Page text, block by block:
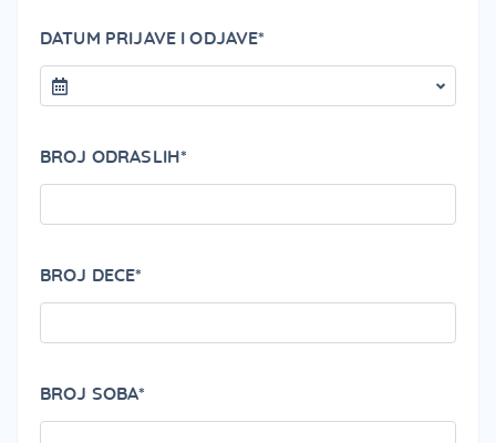
DATUM PRIJAVE I ODJAVE*
BROJ ODRASLIH*
BROJ DECE*
BROJ SOBA*